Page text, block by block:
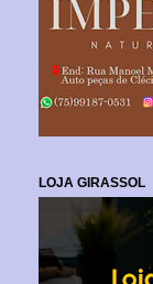
LOJA GIRASSOL